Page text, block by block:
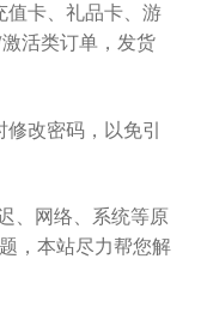
值卡、礼品卡、游
活类订单，发货
改密码，以免引
、网络、系统等原
，本站尽力帮您解